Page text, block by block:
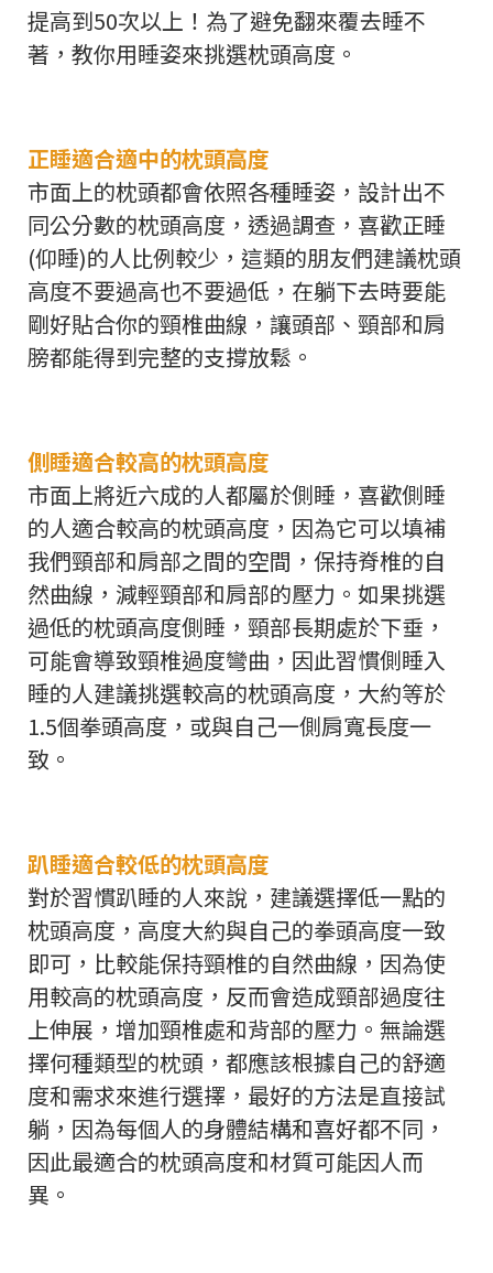
提高到50次以上！為了避免翻來覆去睡不
著，教你用睡姿來挑選枕頭高度。
正睡適合適中的枕頭高度
市面上的枕頭都會依照各種睡姿，設計出不
同公分數的枕頭高度，透過調查，喜歡正睡
(仰睡)的人比例較少，這類的朋友們建議枕頭
高度不要過高也不要過低，在躺下去時要能
剛好貼合你的頸椎曲線，讓頭部、頸部和肩
膀都能得到完整的支撐放鬆。
側睡適合較高的枕頭高度
市面上將近六成的人都屬於側睡，喜歡側睡
的人適合較高的枕頭高度，因為它可以填補
我們頸部和肩部之間的空間，保持脊椎的自
然曲線，減輕頸部和肩部的壓力。如果挑選
過低的枕頭高度側睡，頸部長期處於下垂，
可能會導致頸椎過度彎曲，因此習慣側睡入
睡的人建議挑選較高的枕頭高度，大約等於
1.5個拳頭高度，或與自己一側肩寬長度一
致。
趴睡適合較低的枕頭高度
對於習慣趴睡的人來說，建議選擇低一點的
枕頭高度，高度大約與自己的拳頭高度一致
即可，比較能保持頸椎的自然曲線，因為使
用較高的枕頭高度，反而會造成頸部過度往
上伸展，增加頸椎處和背部的壓力。無論選
擇何種類型的枕頭，都應該根據自己的舒適
度和需求來進行選擇，最好的方法是直接試
躺，因為每個人的身體結構和喜好都不同，
因此最適合的枕頭高度和材質可能因人而
異。